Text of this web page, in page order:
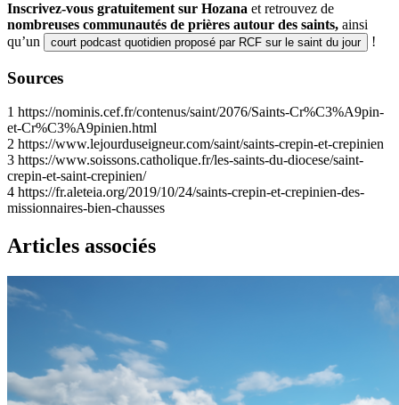
Inscrivez-vous gratuitement sur Hozana et retrouvez de
nombreuses communautés de prières autour des saints, ainsi
qu’un
court podcast quotidien proposé par RCF sur le saint du jour !
Sources
1 https://nominis.cef.fr/contenus/saint/2076/Saints-Cr%C3%A9pin-
et-Cr%C3%A9pinien.html
2 https://www.lejourduseigneur.com/saint/saints-crepin-et-crepinien
3 https://www.soissons.catholique.fr/les-saints-du-diocese/saint-
crepin-et-saint-crepinien/
4 https://fr.aleteia.org/2019/10/24/saints-crepin-et-crepinien-des-
missionnaires-bien-chausses
Articles associés